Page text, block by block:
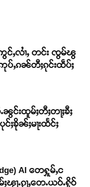
ဢွင်ႇလၢႆႇ တင်း ၸွမ်ၽွ
ပ်ႇၵၼ်တီႈၵုင်းထဵပ်ႈ
ၼွင်းထူမ်ႈတီႈတႃႈၶီႈ
ႈၶိုၼ်ႈမႃးထႅင်ႈ
AI တေႁူမ်ႇင
ႃႉၵႂႃႇတေႉယဝ်ႉႁိုဝ်